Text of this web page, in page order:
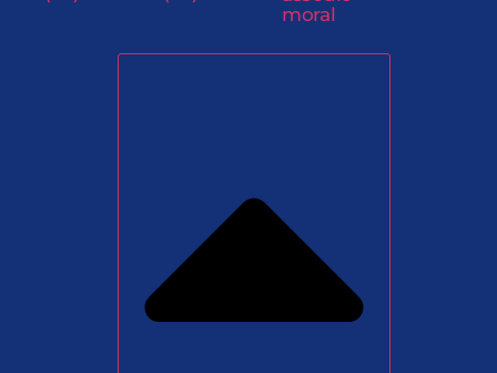
moral